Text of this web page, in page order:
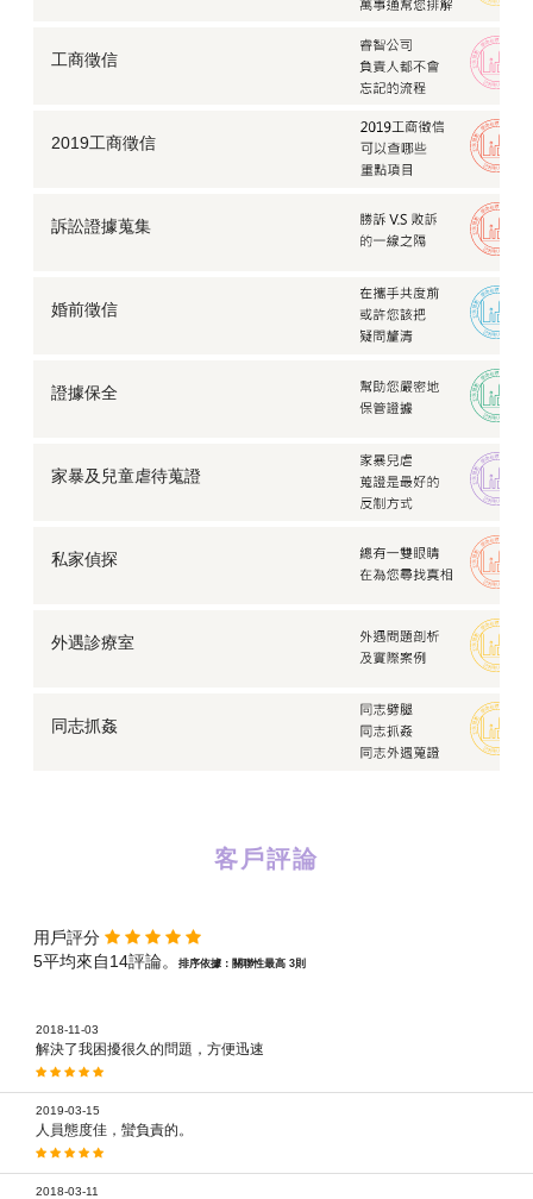
工商徵信
2019工商徵信
訴訟證據蒐集
婚前徵信
證據保全
家暴及兒童虐待蒐證
私家偵探
外遇診療室
同志抓姦
客戶評論
用戶評分
5平均來自14評論。
排序依據：關聯性最高 3則
2018-11-03
解決了我困擾很久的問題，方便迅速
2019-03-15
人員態度佳，蠻負責的。
2018-03-11